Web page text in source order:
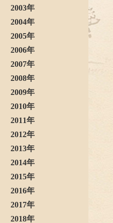
2003年
2004年
2005年
2006年
2007年
2008年
2009年
2010年
2011年
2012年
2013年
2014年
2015年
2016年
2017年
2018年